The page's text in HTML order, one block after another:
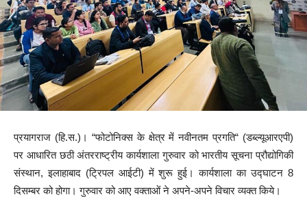
प्रयागराज (हि.स.)। “फोटोनिक्स के क्षेत्र में नवीनतम प्रगति“ (डब्ल्यूआरएपी)
पर आधारित छठी अंतरराष्ट्रीय कार्यशाला गुरुवार को भारतीय सूचना प्रौद्योगिकी
संस्थान, इलाहाबाद (ट्रिपल आईटी) में शुरू हुई। कार्यशाला का उद्घाटन 8
दिसम्बर को होगा। गुरुवार को आए वक्ताओं ने अपने-अपने विचार व्यक्त किये।